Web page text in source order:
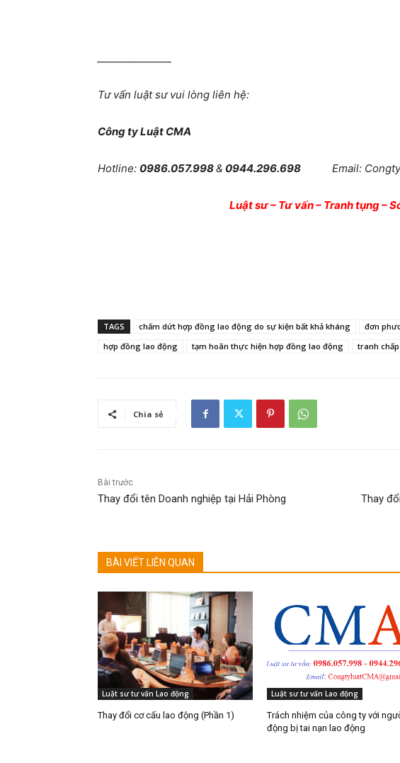
Tư vấn luật sư vui lòng liên hệ:
Công ty Luật CMA
Hotline: 0986.057.998& 0944.296.698 Email:
Luật sư – Tư vấn – Tranh tụng –
TAGS chấm dứt hợp đồng lao động do sự kiện bất khả kháng
đơn
hợp đồng lao động
tạm hoãn thực hiện hợp đồng lao động tranh
Chia sẻ
Bài trước
Thay đổi tên Doanh nghiệp tại Hải Phòng
Thay
BÀI VIẾT LIÊN QUAN
Luật sư tư vấn Lao động
Thay đổi cơ cấu lao động (Phần 1)
Luật sư tư vấn Lao động
Trách nhiệm của công ty với
động bị tai nạn lao động